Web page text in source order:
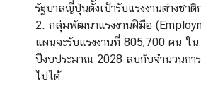
ว
ย
ง
า
น
รัฐบาลญี่ปุ่นตั้งเป้ารับแรงงานต่างช
2. กลุ่มพัฒนาแรงงานฝีมือ
แผนจะรับแรงงานที่ 805,700 คน ใ
ปีงบประมาณ 2028 ลบกับจำนวนการ
ไปได้